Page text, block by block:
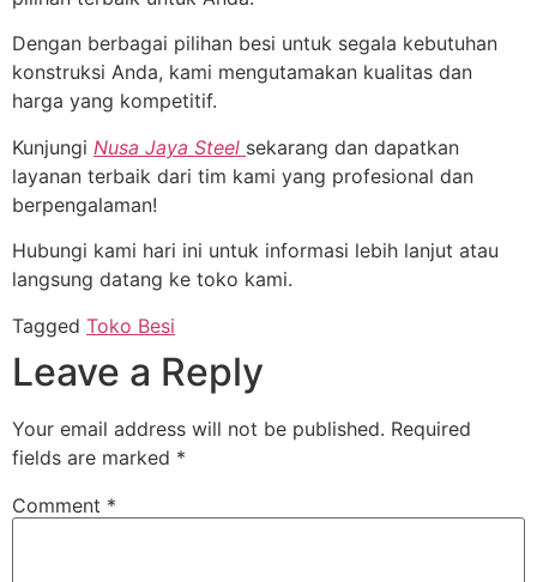
Dengan berbagai pilihan besi untuk segala kebutuhan
konstruksi Anda, kami mengutamakan kualitas dan
harga yang kompetitif.
Kunjungi Nusa Jaya Steel sekarang dan dapatkan
layanan terbaik dari tim kami yang profesional dan
berpengalaman!
Hubungi kami hari ini untuk informasi lebih lanjut atau
langsung datang ke toko kami.
Tagged Toko Besi
Leave a Reply
Your email address will not be published. Required
fields are marked *
Comment *